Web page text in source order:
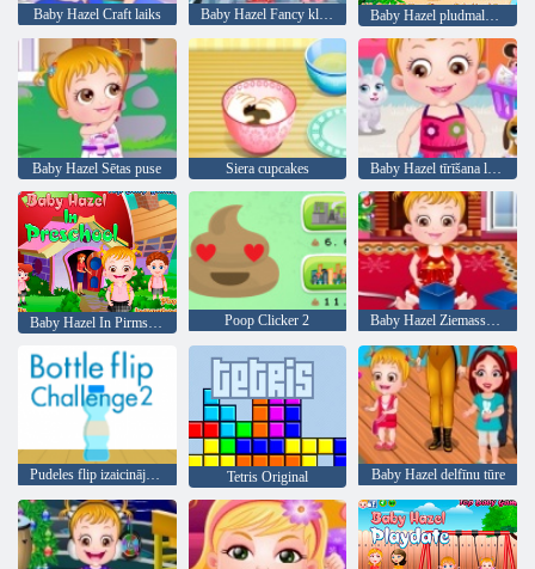
Baby Hazel Craft laiks Baby Hazel Fancy kleita Baby Hazel pludmales ballīte
Baby Hazel Sētas puse Siera cupcakes Baby Hazel tīrīšana laiks
Poop Clicker 2 Baby Hazel Ziemassvētku laiks
Pudeles flip izaicinājums 2 Tetris Original Baby Hazel delfīnu tūre